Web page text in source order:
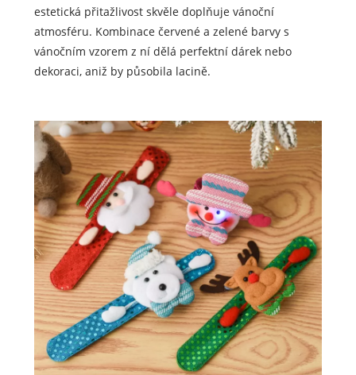
estetická přitažlivost skvěle doplňuje vánoční
atmosféru. Kombinace červené a zelené barvy s
vánočním vzorem z ní dělá perfektní dárek nebo
dekoraci, aniž by působila lacině.